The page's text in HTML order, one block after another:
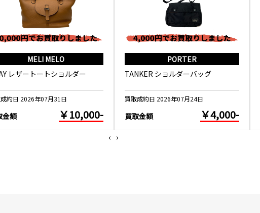
MELI MELO
レザートートショルダー
約日 2026年07月31日
金額 ￥10,000-
PORTER
TANKER ショルダーバッグ
買取成約日 2026年07月24日
買取金額 ￥4,000-
‹ ›